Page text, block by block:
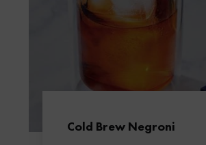
Cold Brew Negroni